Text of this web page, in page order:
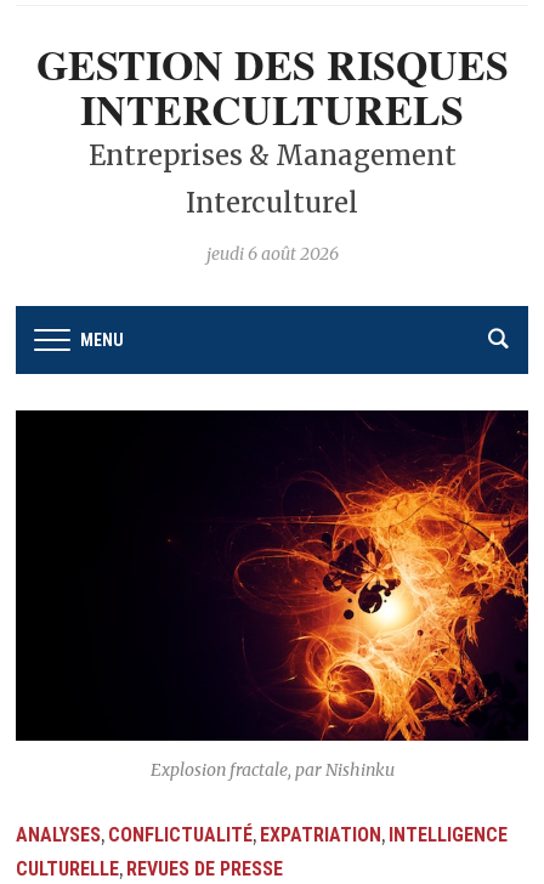
GESTION DES RISQUES
INTERCULTURELS
Entreprises & Management
Interculturel
jeudi 6 août 2026
MENU
Explosion fractale, par Nishinku
ANALYSES, CONFLICTUALITÉ, EXPATRIATION, INTELLIGENCE
CULTURELLE, REVUES DE PRESSE